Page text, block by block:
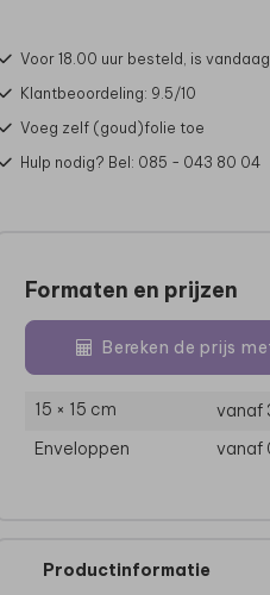
Voor 18.00 uur besteld, is
Klantbeoordeling: 9.5/10
Voeg zelf (goud)folie toe
Hulp nodig? Bel: 085 - 043 80 04
Formaten en prijzen
Bereken de prijs
15 × 15 cm vanaf
Enveloppen
vanaf
Productinformatie